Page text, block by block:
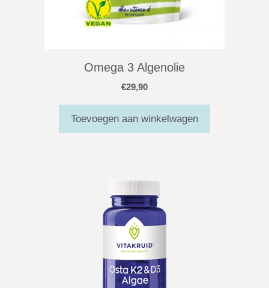
Omega 3 Algenolie
€29,90
Toevoegen aan winkelwagen